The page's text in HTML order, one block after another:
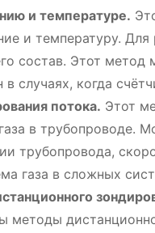
и температуре.
и температуру.
состав. Этот
случаях, когда
потока. Этот
в трубопроводе.
трубопровода,
газа в сложных
методы